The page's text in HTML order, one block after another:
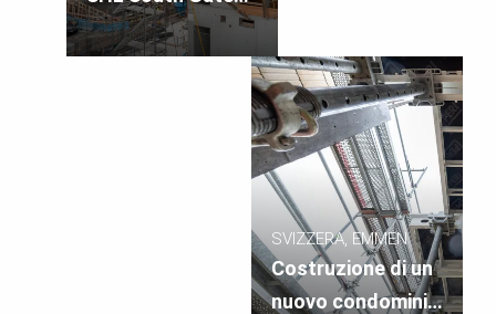
nell'ambito del
Tech Cluster Zug
SVIZZERA, EMMEN
Costruzione di un
nuovo condominio